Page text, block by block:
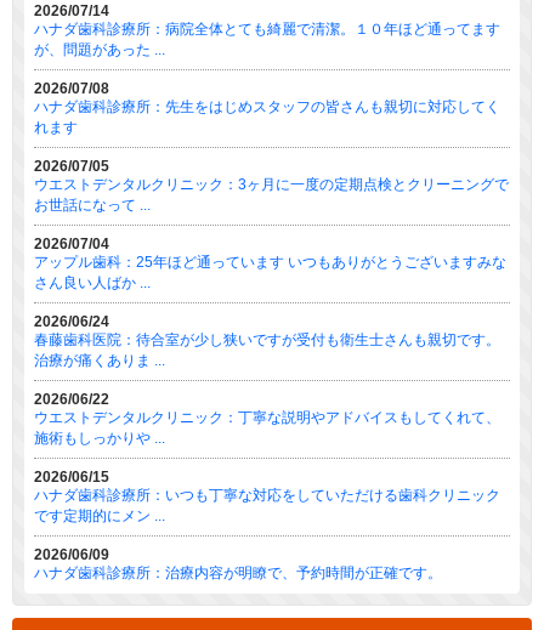
2026/07/14
ハナダ歯科診療所：病院全体とても綺麗で清潔。１０年ほど通ってます
が、問題があった ...
2026/07/08
ハナダ歯科診療所：先生をはじめスタッフの皆さんも親切に対応してく
れます
2026/07/05
ウエストデンタルクリニック：3ヶ月に一度の定期点検とクリーニングで
お世話になって ...
2026/07/04
アップル歯科：25年ほど通っています いつもありがとうございますみな
さん良い人ばか ...
2026/06/24
春藤歯科医院：待合室が少し狭いですが受付も衛生士さんも親切です。
治療が痛くありま ...
2026/06/22
ウエストデンタルクリニック：丁寧な説明やアドバイスもしてくれて、
施術もしっかりや ...
2026/06/15
ハナダ歯科診療所：いつも丁寧な対応をしていただける歯科クリニック
です定期的にメン ...
2026/06/09
ハナダ歯科診療所：治療内容が明瞭で、予約時間が正確です。